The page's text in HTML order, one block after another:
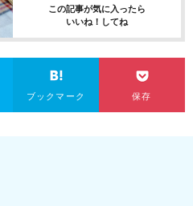
この記事が気に入ったら
いいね！してね
ブックマーク 保存